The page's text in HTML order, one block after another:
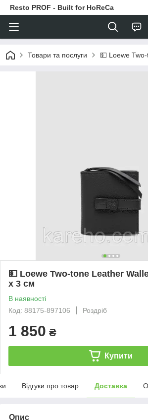
Resto PROF - Built for HoReCa
Товари та послуги 💵 Loewe
💵 Loewe Two-tone Leather
х 3 см
В наявності
Код: 88175-897106
Роздріб
1 850 ₴
Купити
Відгуки про товар Доставка
Опис